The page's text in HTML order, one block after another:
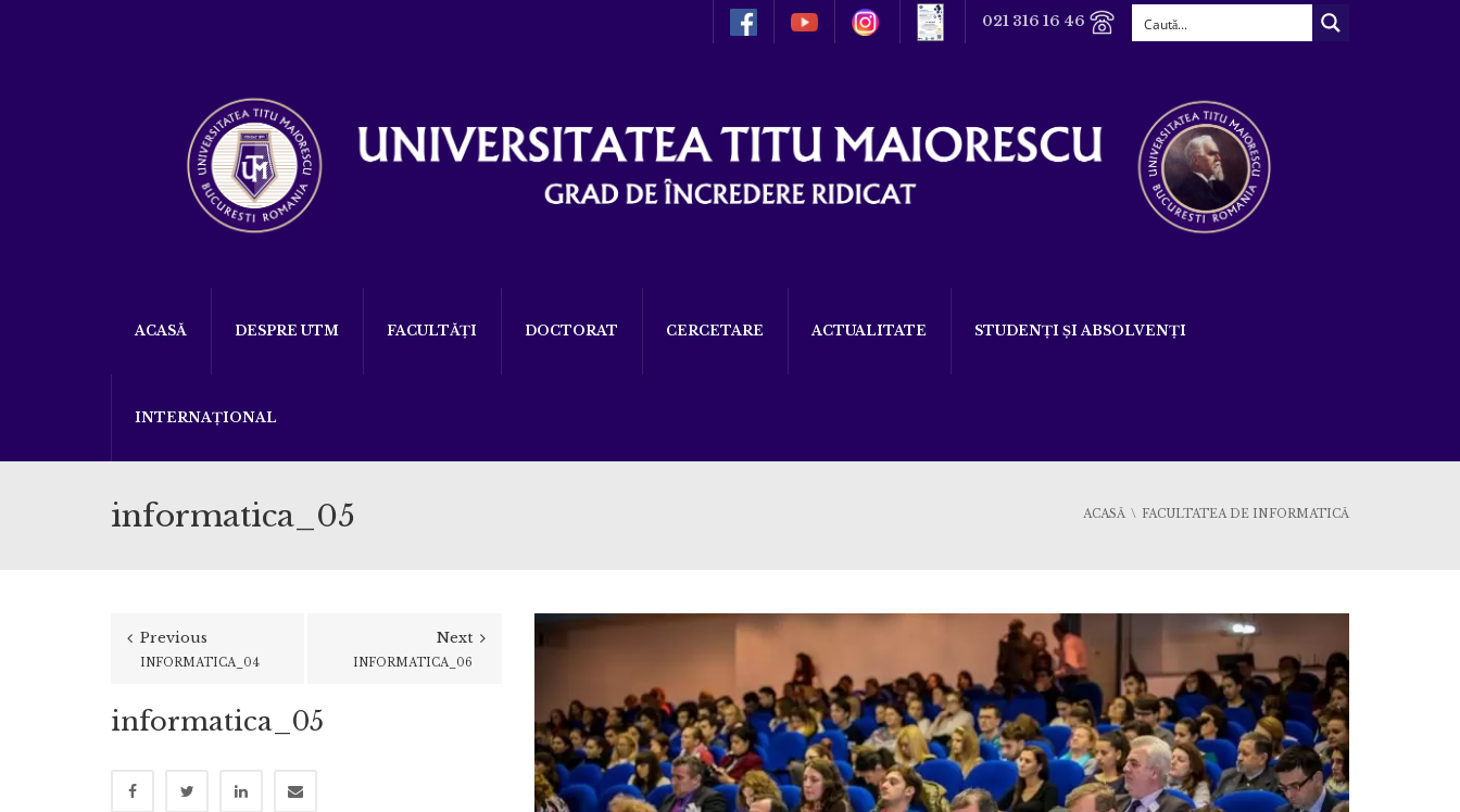
021 316 16 46
ACASĂ DESPRE UTM FACULTĂȚI DOCTORAT CERCETARE ACTUALITATE STUDENȚI ȘI ABSOLVENȚI
INTERNAȚIONAL
informatica_05 ACASĂ FACULTATEA DE INFORMATICĂ
Previous
INFORMATICA_04
Next
INFORMATICA_06
informatica_05